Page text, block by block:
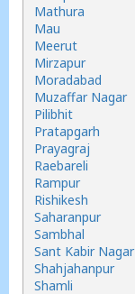
Mathura
Mau
Meerut
Mirzapur
Moradabad
Muzaffar Nagar
Pilibhit
Pratapgarh
Prayagraj
Raebareli
Rampur
Rishikesh
Saharanpur
Sambhal
Sant Kabir Nagar
Shahjahanpur
Shamli